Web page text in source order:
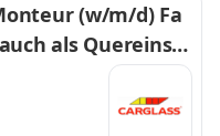
(w/m/d) Fa
als Quereinsti